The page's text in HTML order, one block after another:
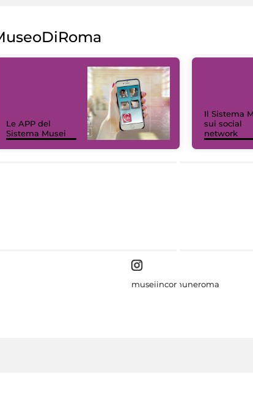
Le APP del
Sistema Musei
Il Sistema
sui social
network
museiincomuneroma